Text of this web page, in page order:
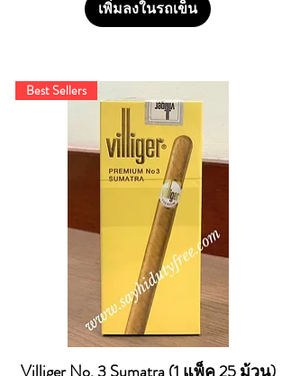
เพิ่มลงในรถเข็น
ดูข้อมูลด่วน
Best Sellers